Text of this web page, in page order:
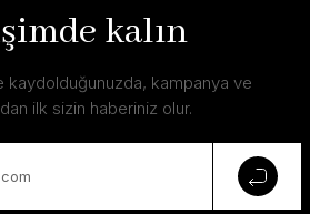
kalın
kaydolduğunuzda, kampanya ve
ilk sizin haberiniz olur.